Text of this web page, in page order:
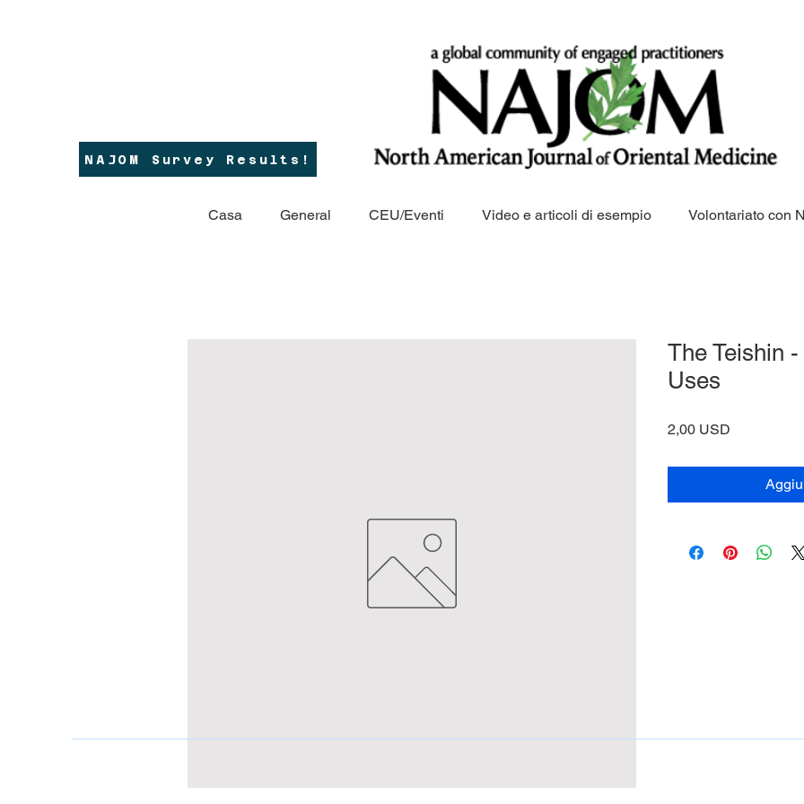
NAJOM Survey Results!
Casa General CEU/Eventi Video e articoli di esempio Volontariato con
The Teishin
Uses
2,00 USD